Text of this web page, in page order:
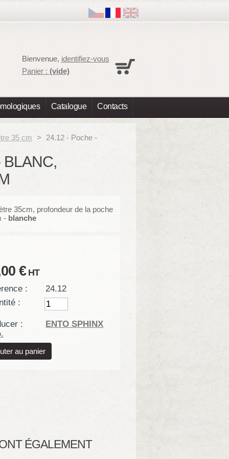
Catalogue Contacts
Bienvenue, identifiez-vous
Panier : (vide)
35 cm >
24.12 - Poche -
BLANC,
35cm, profondeur de la poche
- blanche
€HT
:
24.12
:
:
ENTO SPHINX
ÉGALEMENT
Aucun produit
Total 0,00 €
Les prix sont HT